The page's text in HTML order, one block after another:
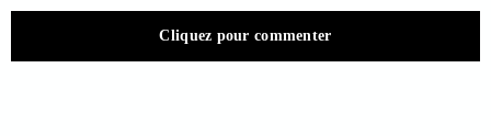
Cliquez pour commenter